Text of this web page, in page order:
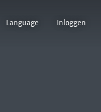
Language Inloggen